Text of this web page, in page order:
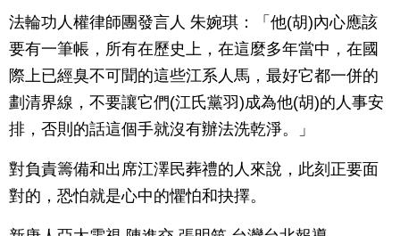
法輪功人權律師團發言人 朱婉琪：「他(胡)內心應該
要有一筆帳，所有在歷史上，在這麼多年當中，在國
際上已經臭不可聞的這些江系人馬，最好它都一併的
劃清界線，不要讓它們(江氏黨羽)成為他(胡)的人事安
排，否則的話這個手就沒有辦法洗乾淨。」
對負責籌備和出席江澤民葬禮的人來說，此刻正要面
對的，恐怕就是心中的懼怕和抉擇。